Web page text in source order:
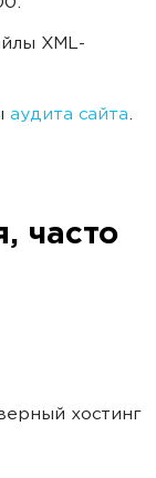
XML-
аудита сайта.
часто
хостинг